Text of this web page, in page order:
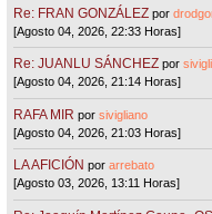
Re: FRAN GONZÁLEZ por
[Agosto 04, 2026, 22:33 Horas]
Re: JUANLU SÁNCHEZ por
[Agosto 04, 2026, 21:14 Horas]
RAFA MIR porsivigliano
[Agosto 04, 2026, 21:03 Horas]
LA AFICIÓN porarrebato
[Agosto 03, 2026, 13:11 Horas]